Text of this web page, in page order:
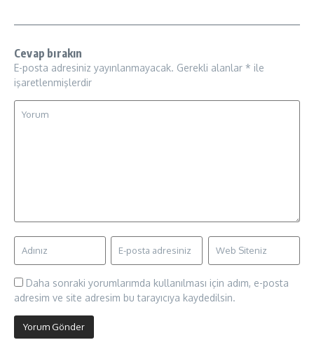
Cevap bırakın
E-posta adresiniz yayınlanmayacak. Gerekli alanlar * ile
işaretlenmişlerdir
Daha sonraki yorumlarımda kullanılması için adım, e-posta
adresim ve site adresim bu tarayıcıya kaydedilsin.